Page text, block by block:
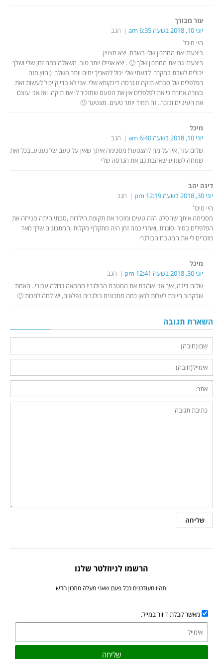
עזר מבורך
יוני 10, 2018 בשעה 6:35 am
הגב
היי מיכל
ביצעתי את המתכון שלי בשבת. יצא מצויין.
ביצעתי גם את המתכון שלך 🙂 . יצא אפילו יותר טוב. השאלה כמה זמן שלי ושלך
יכולים לשבת במקרר. לדעתי שלי יכול להאריך ימים יותר משלך. (וחוץ מזה
הפלפלים של סבתא תיקה זו גרסה דינקותא שלי. אני לא בדיוק יכול לעשות זאת
בצורה אחרת כי את לפלפלים אין את הטעם שמזכיר לי את תיקה. ואז אני עוצם
את העיניים ונזכר.. זה תמיד יותר טעים. מצטער 🙂
מיכל
יוני 10, 2018 בשעה 6:40 am
הגב
שלום עזר, אין על מה להצטער! מסכימה איתך שאין על טעם של געגוע..בכל זאת
שמחה לשמוע שאהבת גם את הגרסה שלי
דינה יהב
יוני 30, 2018 בשעה 12:19 pm
הגב
היי מיכל
מסכימה איתך שהסלט הזה טעים ומזכיר את תקופת הילדות ,סבתי היתה מניחה את
הפלפלים בסיר וסוגרת ,ואחרי כמה זמן היה מתקלף מקלות ,המתכונים שלך מאד
מזכרים לי את המטבח הבולגרי
מיכל
יוני 30, 2018 בשעה 12:41 pm
הגב
שלום דינה, איך אני אוהבת את המטבח הבולגרי! מחמאה גדולה עבורי.. האמת
שבקרוב חייבת לעלות לכאן כמה מתכונים בולגרים נפלאים, יש למה לחכות 🙂
השארת תגובה
הרשמו לניוזלטר שלנו
ותהיו מעודכנים בכל פעם שאני מעלה מתכון חדש
מאשר קבלת דיוור במייל.
שליחה